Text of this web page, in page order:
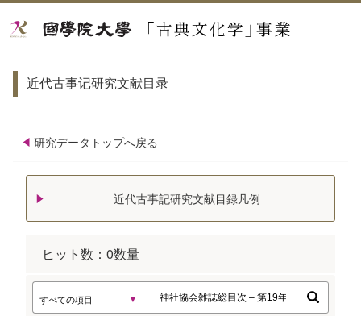
近代古事记研究文献目录
研究データトップへ戻る
近代古事記研究文献目録凡例
ヒット数： 0数量